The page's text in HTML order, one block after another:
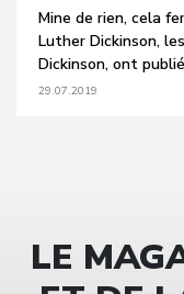
Mine de rien, cela
Luther Dickinson,
Dickinson, ont
29.07.2019
LE